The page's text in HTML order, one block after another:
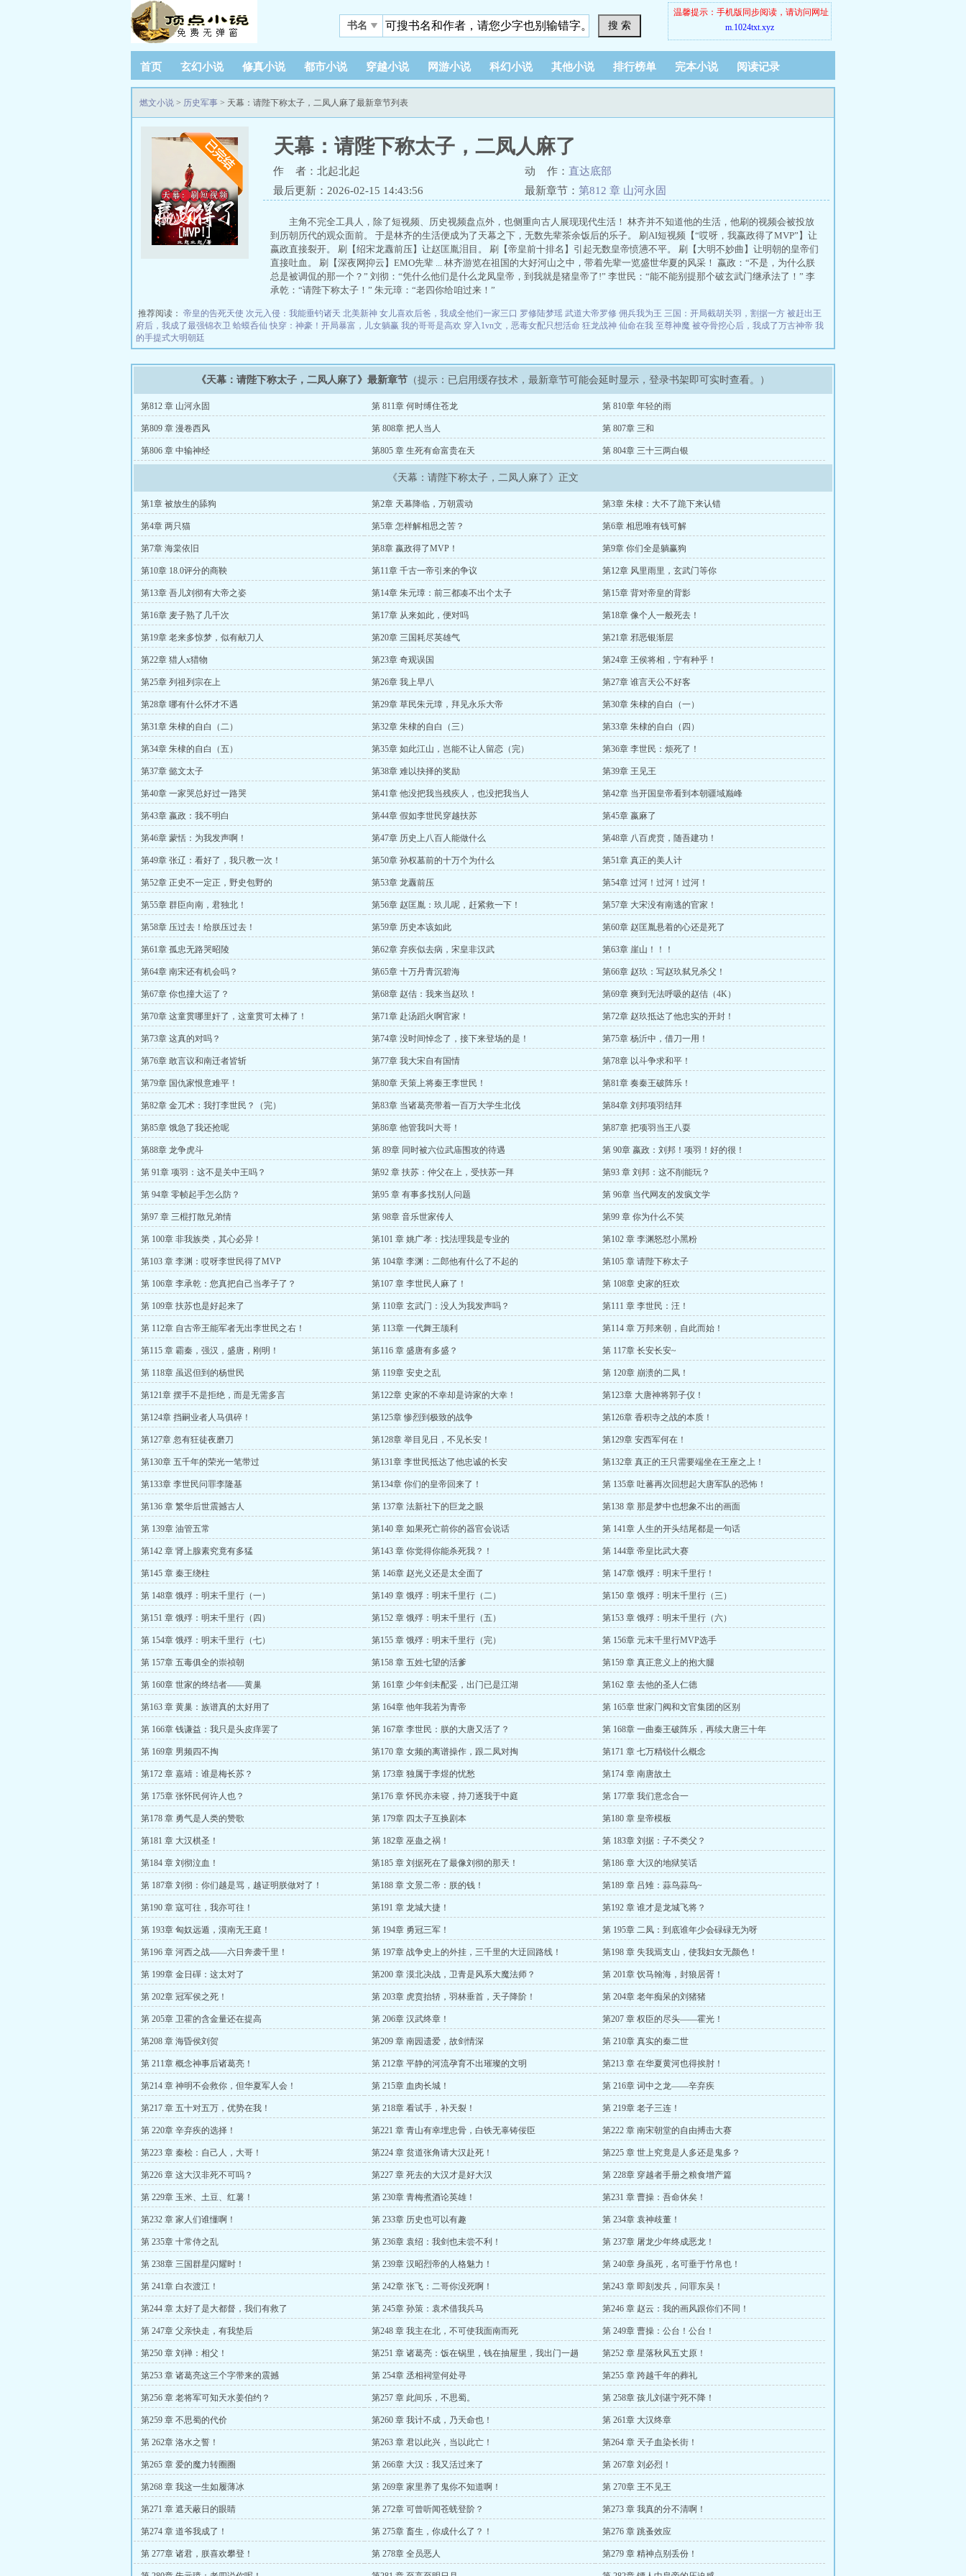
书名 搜 索
温馨提示：手机版同步阅读，请访问网址
m.1024txt.xyz
首页 玄幻小说 修真小说 都市小说 穿越小说 网游小说 科幻小说 其他小说 排行榜单 完本小说 阅读记录
燃文小说 > 历史军事 > 天幕：请陛下称太子，二凤人麻了最新章节列表
天幕：请陛下称太子，二凤人麻了
作 者：北起北起 动 作： 直达底部
最后更新：2026-02-15 14:43:56
最新章节： 第812 章 山河永固
主角不完全工具人，除了短视频、历史视频盘点外，也侧重向古人展现现代生活！ 林齐并不知道他的生活，他刷的视频会被投放
到历朝历代的观众面前。 于是林齐的生活便成为了天幕之下，无数先辈茶余饭后的乐子。 刷AI短视频【“哎呀，我嬴政得了MVP”】让
嬴政直接裂开。 刷【绍宋龙纛前压】让赵匡胤泪目。 刷【帝皇前十排名】引起无数皇帝愤懑不平。 刷【大明不妙曲】让明朝的皇帝们
直接吐血。 刷【深夜网抑云】EMO先辈 ... 林齐游览在祖国的大好河山之中，带着先辈一览盛世华夏的风采！ 嬴政：“不是，为什么朕
总是被调侃的那一个？” 刘彻：“凭什么他们是什么龙凤皇帝，到我就是猪皇帝了!” 李世民：“能不能别提那个破玄武门继承法了！” 李
承乾：“请陛下称太子！” 朱元璋：“老四你给咱过来！”
推荐阅读： 帝皇的告死天使 次元入侵：我能垂钓诸天 北美新神 女儿喜欢后爸，我成全他们一家三口 罗修陆梦瑶 武道大帝罗修 佣兵我为王 三国：开局截胡关羽，割据一方 被赶出王
府后，我成了最强锦衣卫 蛤蟆呑仙 快穿：神豪！开局暴富，儿女躺赢 我的哥哥是高欢 穿入1vn文，恶毒女配只想活命 狂龙战神 仙命在我 至尊神魔 被夺骨挖心后，我成了万古神帝 我
的手提式大明朝廷
《天幕：请陛下称太子，二凤人麻了》最新章节 （提示：已启用缓存技术，最新章节可能会延时显示，登录书架即可实时查看。）
第812 章 山河永固 第 811章 何时缚住苍龙 第 810章 年轻的雨
第809 章 漫卷西风 第 808章 把人当人 第 807章 三和
第806 章 中输神经 第805 章 生死有命富贵在天 第 804章 三十三两白银
《天幕：请陛下称太子，二凤人麻了》正文
第1章 被放生的舔狗 第2章 天幕降临，万朝震动 第3章 朱棣：大不了跪下来认错
第4章 两只猫 第5章 怎样解相思之苦？ 第6章 相思唯有钱可解
第7章 海棠依旧 第8章 嬴政得了MVP！ 第9章 你们全是躺赢狗
第10章 18.0评分的商鞅 第11章 千古一帝引来的争议 第12章 风里雨里，玄武门等你
第13章 吾儿刘彻有大帝之姿 第14章 朱元璋：前三都凑不出个太子 第15章 背对帝皇的背影
第16章 麦子熟了几千次 第17章 从来如此，便对吗 第18章 像个人一般死去！
第19章 老来多惊梦，似有献刀人 第20章 三国耗尽英雄气 第21章 邪恶银渐层
第22章 猎人x猎物 第23章 奇观误国 第24章 王侯将相，宁有种乎！
第25章 列祖列宗在上 第26章 我上早八 第27章 谁言天公不好客
第28章 哪有什么怀才不遇 第29章 草民朱元璋，拜见永乐大帝 第30章 朱棣的自白（一）
第31章 朱棣的自白（二） 第32章 朱棣的自白（三） 第33章 朱棣的自白（四）
第34章 朱棣的自白（五） 第35章 如此江山，岂能不让人留恋（完） 第36章 李世民：烦死了！
第37章 懿文太子 第38章 难以抉择的奖励 第39章 王见王
第40章 一家哭总好过一路哭 第41章 他没把我当残疾人，也没把我当人 第42章 当开国皇帝看到本朝疆域巅峰
第43章 嬴政：我不明白 第44章 假如李世民穿越扶苏 第45章 嬴麻了
第46章 蒙恬：为我发声啊！ 第47章 历史上八百人能做什么 第48章 八百虎贲，随吾建功！
第49章 张辽：看好了，我只教一次！ 第50章 孙权墓前的十万个为什么 第51章 真正的美人计
第52章 正史不一定正，野史包野的 第53章 龙纛前压 第54章 过河！过河！过河！
第55章 群臣向南，君独北！ 第56章 赵匡胤：玖儿呢，赶紧救一下！ 第57章 大宋没有南逃的官家！
第58章 压过去！给朕压过去！ 第59章 历史本该如此 第60章 赵匡胤悬着的心还是死了
第61章 孤忠无路哭昭陵 第62章 弃疾似去病，宋皇非汉武 第63章 崖山！！！
第64章 南宋还有机会吗？ 第65章 十万丹青沉碧海 第66章 赵玖：写赵玖弑兄杀父！
第67章 你也撞大运了？ 第68章 赵佶：我来当赵玖！ 第69章 爽到无法呼吸的赵佶（4K）
第70章 这童贯哪里奸了，这童贯可太棒了！ 第71章 赴汤蹈火啊官家！ 第72章 赵玖抵达了他忠实的开封！
第73章 这真的对吗？ 第74章 没时间悼念了，接下来登场的是！ 第75章 杨沂中，借刀一用！
第76章 敢言议和南迁者皆斩 第77章 我大宋自有国情 第78章 以斗争求和平！
第79章 国仇家恨意难平！ 第80章 天策上将秦王李世民！ 第81章 奏秦王破阵乐！
第82章 金兀术：我打李世民？（完） 第83章 当诸葛亮带着一百万大学生北伐 第84章 刘邦项羽结拜
第85章 饿急了我还抢呢 第86章 他管我叫大哥！ 第87章 把项羽当王八耍
第88章 龙争虎斗 第 89章 同时被六位武庙围攻的待遇 第 90章 嬴政：刘邦！项羽！好的很！
第 91章 项羽：这不是关中王吗？ 第92 章 扶苏：仲父在上，受扶苏一拜 第93 章 刘邦：这不削能玩？
第 94章 零帧起手怎么防？ 第95 章 有事多找别人问题 第 96章 当代网友的发疯文学
第97 章 三棍打散兄弟情 第 98章 音乐世家传人 第99 章 你为什么不笑
第 100章 非我族类，其心必异！ 第101 章 姚广孝：找法理我是专业的 第102 章 李渊怒怼小黑粉
第103 章 李渊：哎呀李世民得了MVP 第 104章 李渊：二郎他有什么了不起的 第105 章 请陛下称太子
第 106章 李承乾：您真把自己当孝子了？ 第107 章 李世民人麻了！ 第 108章 史家的狂欢
第 109章 扶苏也是好起来了 第 110章 玄武门：没人为我发声吗？ 第111 章 李世民：汪！
第 112章 自古帝王能军者无出李世民之右！ 第 113章 一代舞王颉利 第114 章 万邦来朝，自此而始！
第115 章 霸秦，强汉，盛唐，刚明！ 第116 章 盛唐有多盛？ 第 117章 长安长安~
第 118章 虽迟但到的杨世民 第 119章 安史之乱 第 120章 崩溃的二凤！
第121章 摆手不是拒绝，而是无需多言 第122章 史家的不幸却是诗家的大幸！ 第123章 大唐神将郭子仪！
第124章 挡嗣业者人马俱碎！ 第125章 惨烈到极致的战争 第126章 香积寺之战的本质！
第127章 忽有狂徒夜磨刀 第128章 举目见日，不见长安！ 第129章 安西军何在！
第130章 五千年的荣光一笔带过 第131章 李世民抵达了他忠诚的长安 第132章 真正的王只需要端坐在王座之上！
第133章 李世民问罪李隆基 第134章 你们的皇帝回来了！ 第 135章 吐蕃再次回想起大唐军队的恐怖！
第136 章 繁华后世震撼古人 第 137章 法新社下的巨龙之眼 第138 章 那是梦中也想象不出的画面
第 139章 油管五常 第140 章 如果死亡前你的器官会说话 第 141章 人生的开头结尾都是一句话
第142 章 肾上腺素究竟有多猛 第143 章 你觉得你能杀死我？！ 第 144章 帝皇比武大赛
第145 章 秦王绕柱 第 146章 赵光义还是太全面了 第 147章 饿殍：明末千里行！
第 148章 饿殍：明末千里行（一） 第149 章 饿殍：明末千里行（二） 第150 章 饿殍：明末千里行（三）
第151 章 饿殍：明末千里行（四） 第152 章 饿殍：明末千里行（五） 第153 章 饿殍：明末千里行（六）
第 154章 饿殍：明末千里行（七） 第155 章 饿殍：明末千里行（完） 第 156章 元末千里行MVP选手
第 157章 五毒俱全的崇祯朝 第158 章 五姓七望的活爹 第159 章 真正意义上的抱大腿
第 160章 世家的终结者——黄巢 第 161章 少年剑未配妥，出门已是江湖 第162 章 去他的圣人仁德
第163 章 黄巢：族谱真的太好用了 第 164章 他年我若为青帝 第 165章 世家门阀和文官集团的区别
第 166章 钱谦益：我只是头皮痒罢了 第 167章 李世民：朕的大唐又活了？ 第 168章 一曲秦王破阵乐，再续大唐三十年
第 169章 男频四不掏 第170 章 女频的离谱操作，跟二凤对掏 第171 章 七万精锐什么概念
第172 章 嘉靖：谁是梅长苏？ 第 173章 独属于李煜的忧愁 第174 章 南唐故土
第 175章 张怀民何许人也？ 第176 章 怀民亦未寝，持刀逐我于中庭 第 177章 我们意念合一
第178 章 勇气是人类的赞歌 第 179章 四太子互换剧本 第180 章 皇帝模板
第181 章 大汉棋圣！ 第 182章 巫蛊之祸！ 第 183章 刘据：子不类父？
第184 章 刘彻泣血！ 第185 章 刘据死在了最像刘彻的那天！ 第186 章 大汉的地狱笑话
第 187章 刘彻：你们越是骂，越证明朕做对了！ 第188 章 文景二帝：朕的钱！ 第189 章 吕雉：蒜鸟蒜鸟~
第190 章 寇可往，我亦可往！ 第191 章 龙城大捷！ 第192 章 谁才是龙城飞将？
第 193章 匈奴远遁，漠南无王庭！ 第 194章 勇冠三军！ 第 195章 二凤：到底谁年少会碌碌无为呀
第196 章 河西之战——六日奔袭千里！ 第 197章 战争史上的外挂，三千里的大迂回路线！ 第198 章 失我焉支山，使我妇女无颜色！
第 199章 金日磾：这太对了 第200 章 漠北决战，卫青是风系大魔法师？ 第 201章 饮马翰海，封狼居胥！
第 202章 冠军侯之死！ 第 203章 虎贲抬轿，羽林垂首，天子降阶！ 第 204章 老年痴呆的刘猪猪
第 205章 卫霍的含金量还在提高 第 206章 汉武终章！ 第207 章 权臣的尽头——霍光！
第208 章 海昏侯刘贺 第209 章 南园遗爱，故剑情深 第 210章 真实的秦二世
第 211章 概念神事后诸葛亮！ 第 212章 平静的河流孕育不出璀璨的文明 第213 章 在华夏黄河也得挨肘！
第214 章 神明不会救你，但华夏军人会！ 第 215章 血肉长城！ 第 216章 词中之龙——辛弃疾
第217 章 五十对五万，优势在我！ 第 218章 看试手，补天裂！ 第 219章 老子三连！
第 220章 辛弃疾的选择！ 第221 章 青山有幸埋忠骨，白铁无辜铸佞臣 第222 章 南宋朝堂的自由搏击大赛
第223 章 秦桧：自己人，大哥！ 第224 章 贫道张角请大汉赴死！ 第225 章 世上究竟是人多还是鬼多？
第226 章 这大汉非死不可吗？ 第227 章 死去的大汉才是好大汉 第 228章 穿越者手册之粮食增产篇
第 229章 玉米、土豆、红薯！ 第 230章 青梅煮酒论英雄！ 第231 章 曹操：吾命休矣！
第232 章 家人们谁懂啊！ 第 233章 历史也可以有趣 第 234章 袁神歧董！
第 235章 十常侍之乱 第 236章 袁绍：我剑也未尝不利！ 第 237章 屠龙少年终成恶龙！
第 238章 三国群星闪耀时！ 第 239章 汉昭烈帝的人格魅力！ 第 240章 身虽死，名可垂于竹帛也！
第 241章 白衣渡江！ 第 242章 张飞：二哥你没死啊！ 第243 章 即刻发兵，问罪东吴！
第244 章 太好了是大都督，我们有救了 第 245章 孙策：袁术借我兵马 第246 章 赵云：我的画风跟你们不同！
第 247章 父亲快走，有我垫后 第248 章 我主在北，不可使我面南而死 第 249章 曹操：公台！公台！
第250 章 刘禅：相父！ 第251 章 诸葛亮：饭在锅里，钱在抽屉里，我出门一趟 第252 章 星落秋风五丈原！
第253 章 诸葛亮这三个字带来的震撼 第 254章 丞相祠堂何处寻 第255 章 跨越千年的葬礼
第256 章 老将军可知天水姜伯约？ 第257 章 此间乐，不思蜀。 第 258章 孩儿刘谌宁死不降！
第259 章 不思蜀的代价 第260 章 我计不成，乃天命也！ 第 261章 大汉终章
第 262章 洛水之誓！ 第263 章 君以此兴，当以此亡！ 第264 章 天子血染长街！
第265 章 爱的魔力转圈圈 第 266章 大汉：我又活过来了 第 267章 刘必烈！
第268 章 我这一生如履薄冰 第 269章 家里养了鬼你不知道啊！ 第 270章 王不见王
第271 章 遮天蔽日的眼睛 第 272章 可曾听闻苍蜣登阶？ 第273 章 我真的分不清啊！
第274 章 道爷我成了！ 第 275章 畜生，你成什么了？！ 第276 章 跳蚤效应
第 277章 诸君，朕喜欢攀登！ 第 278章 全员恶人 第279 章 精神点别丢份！